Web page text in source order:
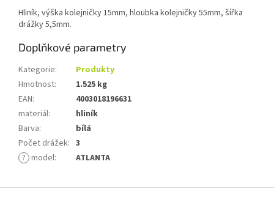
Hliník, výška kolejničky 15mm, hloubka kolejničky 55mm, šířka
drážky 5,5mm.
Doplňkové parametry
Kategorie:
Produkty
Hmotnost:
1.525 kg
EAN:
4003018196631
materiál:
hliník
Barva:
bílá
Počet drážek: 3
? model: ATLANTA